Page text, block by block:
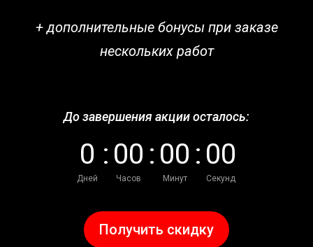
+ дополнительные бонусы при заказе
нескольких работ
До завершения акции осталось:
0
Дней
: 00
Часов
: 00
Минут
: 00
Секунд
Получить скидку